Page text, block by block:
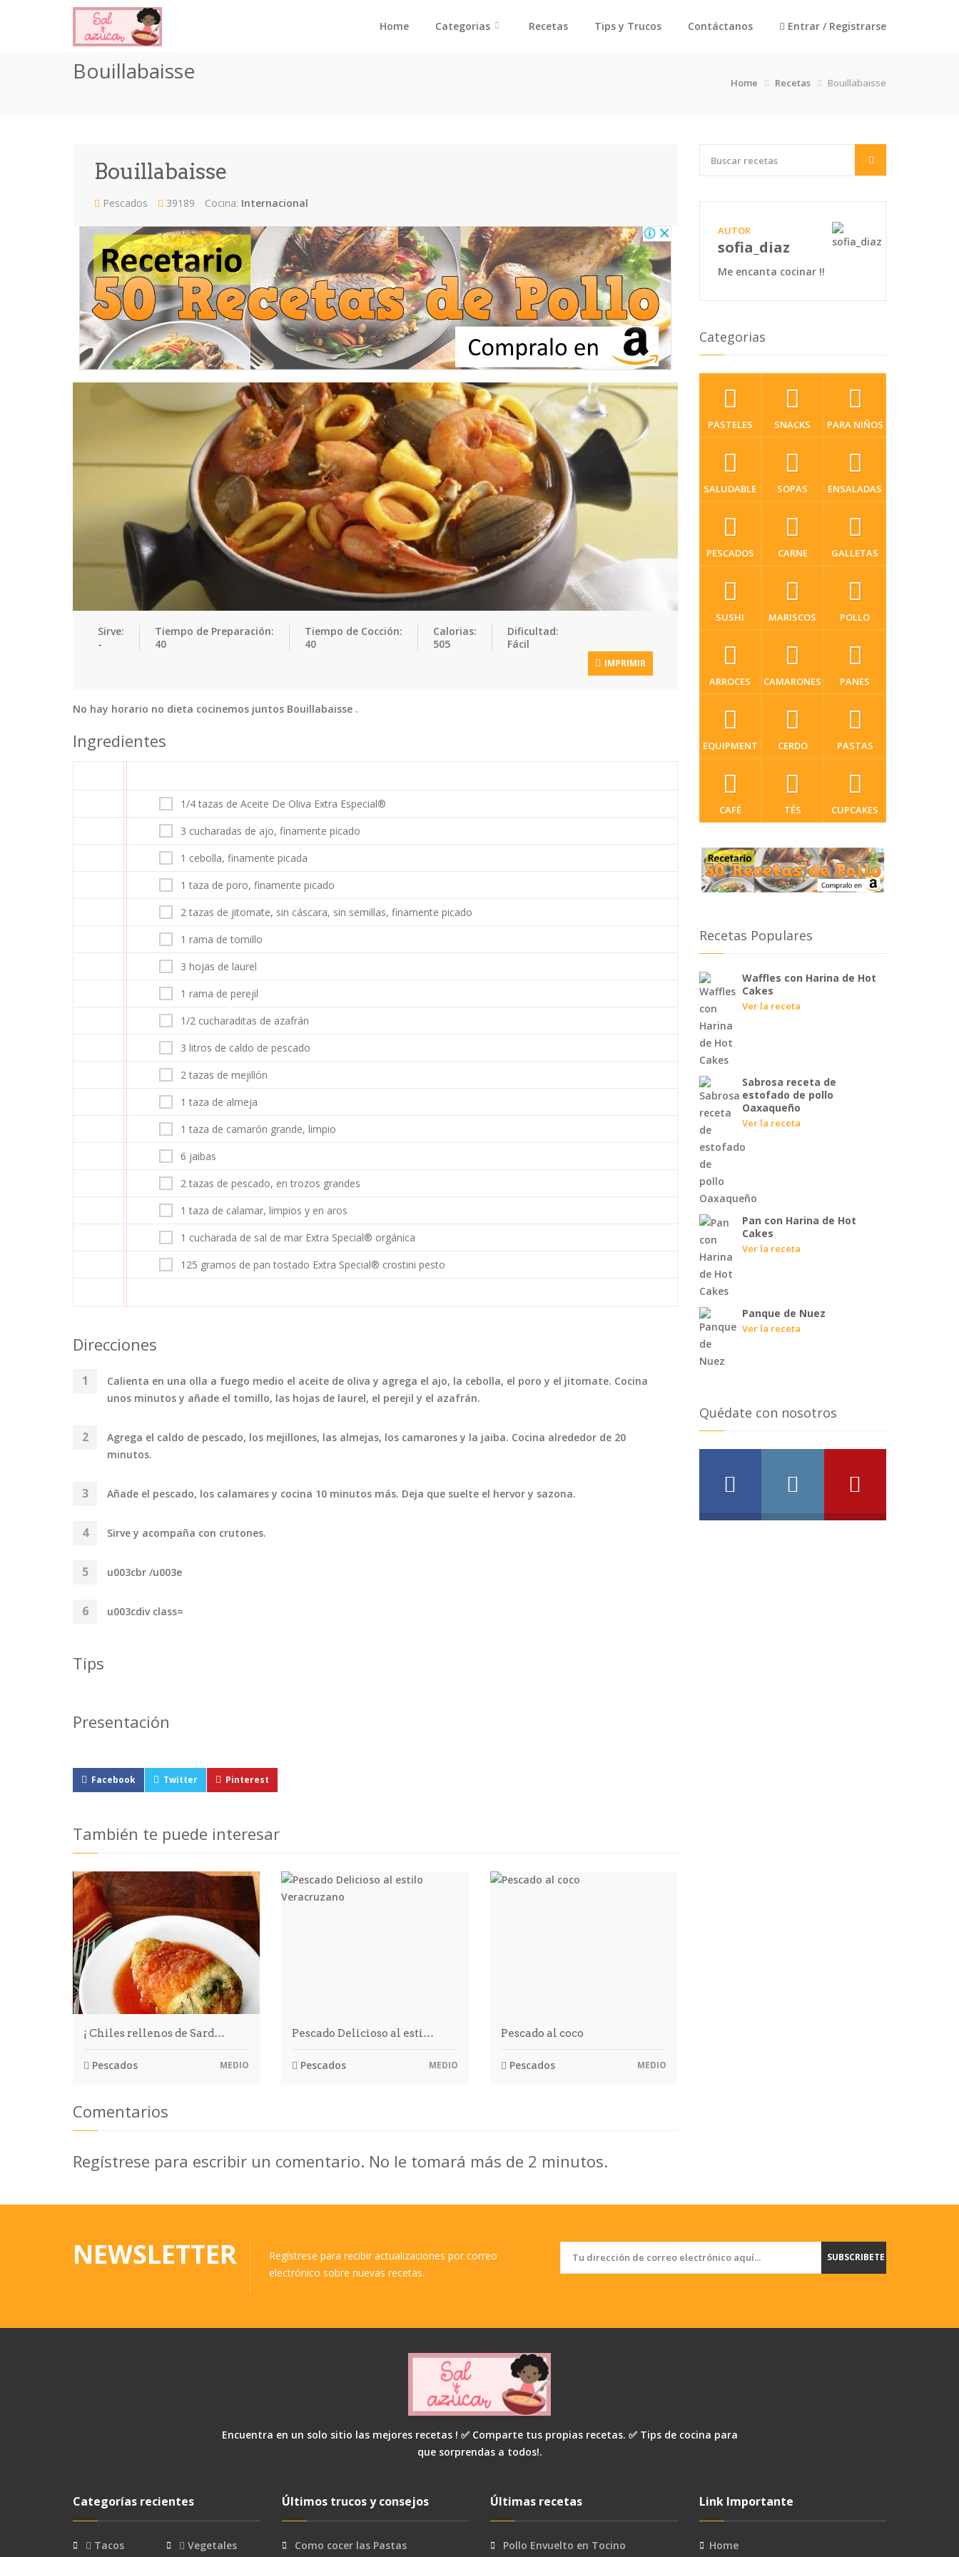
Home Categorias Recetas Tips y Trucos Contáctanos Entrar / Registrarse
Bouillabaisse Home Recetas Bouillabaisse
Bouillabaisse
Pescados 39189 Cocina: Internacional
Sirve:
-
Tiempo de Preparación:
40
Tiempo de Cocción:
40
Calorias:
505
Dificultad:
Fácil
IMPRIMIR
No hay horario no dieta cocinemos juntos Bouillabaisse .
Ingredientes
1/4 tazas de Aceite De Oliva Extra Especial®
3 cucharadas de ajo, finamente picado
1 cebolla, finamente picada
1 taza de poro, finamente picado
2 tazas de jitomate, sin cáscara, sin semillas, finamente picado
1 rama de tomillo
3 hojas de laurel
1 rama de perejil
1/2 cucharaditas de azafrán
3 litros de caldo de pescado
2 tazas de mejillón
1 taza de almeja
1 taza de camarón grande, limpio
6 jaibas
2 tazas de pescado, en trozos grandes
1 taza de calamar, limpios y en aros
1 cucharada de sal de mar Extra Special® orgánica
125 gramos de pan tostado Extra Special® crostini pesto
Direcciones
Calienta en una olla a fuego medio el aceite de oliva y agrega el ajo, la cebolla, el poro y el jitomate. Cocina
unos minutos y añade el tomillo, las hojas de laurel, el perejil y el azafrán.
Agrega el caldo de pescado, los mejillones, las almejas, los camarones y la jaiba. Cocina alrededor de 20
minutos.
Añade el pescado, los calamares y cocina 10 minutos más. Deja que suelte el hervor y sazona.
Sirve y acompaña con crutones.
u003cbr /u003e
u003cdiv class=
Tips
Presentación
Facebook Twitter Pinterest
También te puede interesar
¡ Chiles rellenos de Sard…
Pescados MEDIO
Pescado Delicioso al esti…
Pescados MEDIO
Pescado al coco
Pescados MEDIO
Comentarios
Regístrese para escribir un comentario. No le tomará más de 2 minutos.
AUTOR
sofia_diaz
Me encanta cocinar !!
Categorias
PASTELES SNACKS PARA NIÑOS
SALUDABLE SOPAS ENSALADAS
PESCADOS CARNE GALLETAS
SUSHI MARISCOS POLLO
ARROCES CAMARONES PANES
EQUIPMENT CERDO PASTAS
CAFÉ TÉS CUPCAKES
Recetas Populares
Waffles con Harina de Hot
Cakes
Ver la receta
Sabrosa receta de
estofado de pollo
Oaxaqueño
Ver la receta
Pan con Harina de Hot
Cakes
Ver la receta
Panque de Nuez
Ver la receta
Quédate con nosotros
NEWSLETTER
Regístrese para recibir actualizaciones por correo
electrónico sobre nuevas recetas.
SUBSCRIBETE
Encuentra en un solo sitio las mejores recetas ! ✅ Comparte tus propias recetas. ✅ Tips de cocina para
que sorprendas a todos!.
Categorías recientes
Tacos
Vegetales
Últimos trucos y consejos
Como cocer las Pastas
Últimas recetas
Pollo Envuelto en Tocino
Link Importante
Home